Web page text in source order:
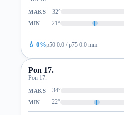
MAKS 32°
MIN 21°
💧 0%p50 0.0 / p75 0.0 mm
Pon 17.
Pon 17.
MAKS 34°
MIN 22°